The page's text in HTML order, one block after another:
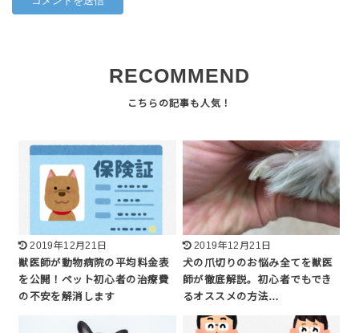
RECOMMEND
2019年12月21日
獣医師が動物病院の平均料金表
を公開！ペット初心者の治療費
の不安を解消します
2019年12月21日
犬の爪切りのお悩み全てを獣医
師が徹底解説。初心者でもでき
るオススメの方法…